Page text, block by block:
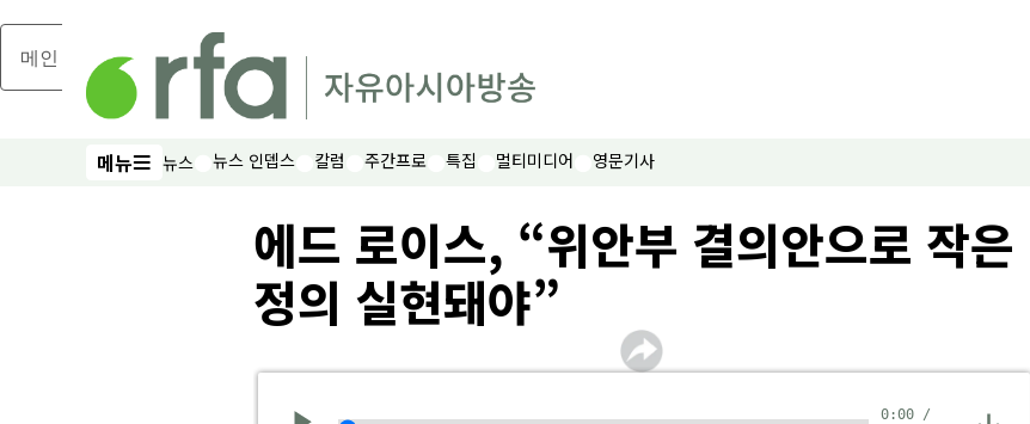
메인 콘텐츠로 건너뛰기
메뉴
메뉴 뉴스 뉴스 인뎁스 칼럼 주간프로 특집 멀티미디어 영문기사
에드 로이스, “위안부 결의안으로 작은
정의 실현돼야”
0:00 /